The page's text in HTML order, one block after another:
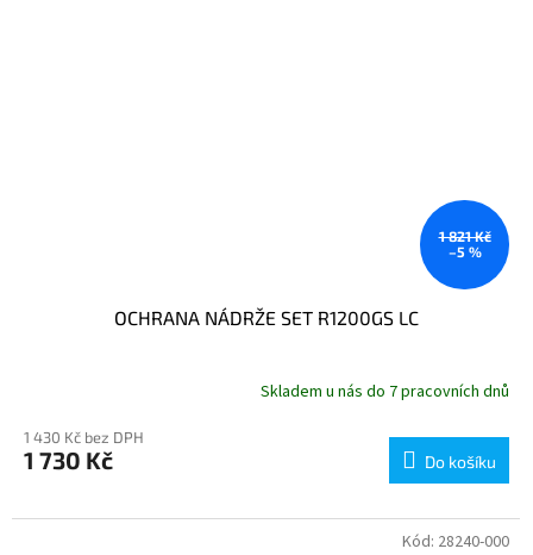
1 821 Kč
–5 %
OCHRANA NÁDRŽE SET R1200GS LC
Skladem u nás do 7 pracovních dnů
1 430 Kč bez DPH
1 730 Kč Do košíku
Kód: 28240-000